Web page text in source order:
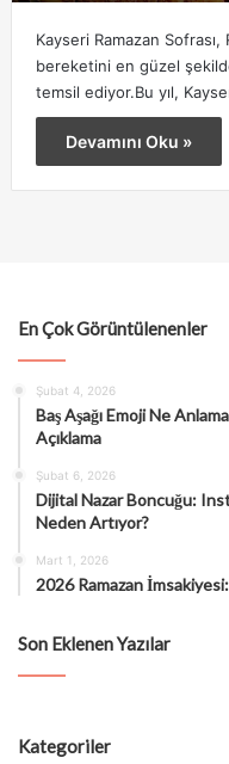
Kayseri Ramazan Sofrası,
bereketini en güzel
temsil ediyor.Bu yıl,
Devamını Oku »
En Çok Görüntülenenler
Şubat 4, 2026
Baş Aşağı Emoji Ne
Açıklama
Şubat 6, 2026
Dijital Nazar Boncuğu:
Neden Artıyor?
Mart 1, 2026
2026 Ramazan
Son Eklenen Yazılar
Kategoriler